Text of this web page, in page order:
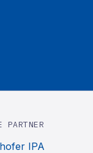
PARTNER
IPA